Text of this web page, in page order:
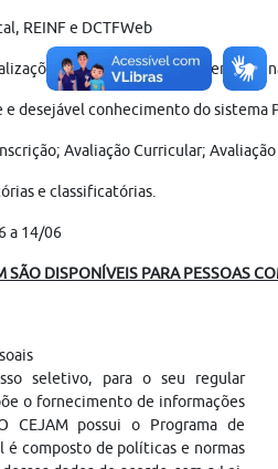
REINF e DCTFWeb
no que se refere a
desejável conhecimento do sistema
Avaliação Curricular;
e classificatórias.
a 14/06
SÃO DISPONÍVEIS PARA PESSOAS
seletivo, para o seu regular
o fornecimento de informações
CEJAM possui o Programa de
é composto de políticas e normas